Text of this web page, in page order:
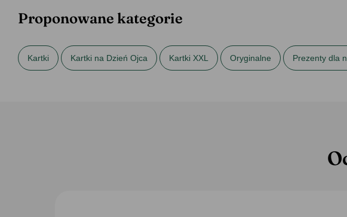
Proponowane kategorie
Kartki Kartki na Dzień Ojca Kartki XXL Oryginalne Prezenty dla